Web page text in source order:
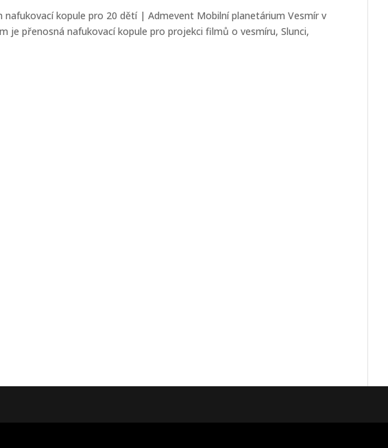
kopule pro 20 dětí | Admevent Mobilní planetárium Vesmír v
je přenosná nafukovací kopule pro projekci filmů o vesmíru, Slunci,